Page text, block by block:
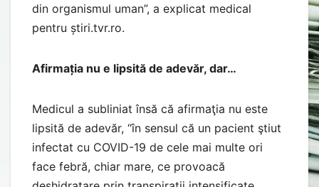
din organismul uman”, a explicat medical
pentru știri.tvr.ro.
Afirmația nu e lipsită de adevăr, dar…
Medicul a subliniat însă că afirmaţia nu este
lipsită de adevăr, “în sensul că un pacient ştiut
infectat cu COVID-19 de cele mai multe ori
face febră, chiar mare, ce provoacă